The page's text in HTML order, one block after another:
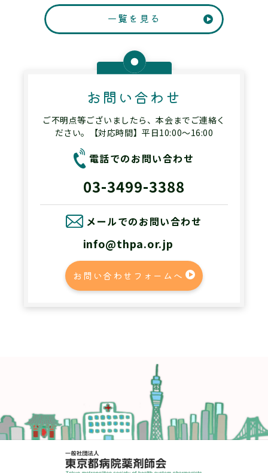
一覧を見る
お問い合わせ
ご不明点等ございましたら、本会までご連絡く
ださい。【対応時間】平日10:00～16:00
電話でのお問い合わせ
03-3499-3388
メールでのお問い合わせ
info@thpa.or.jp
お問い合わせフォームへ